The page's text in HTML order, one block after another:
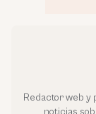
Redactor web y